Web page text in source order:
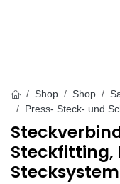
Shop Shop
Press- Steck- und
Steckfitting,
Stecksystem